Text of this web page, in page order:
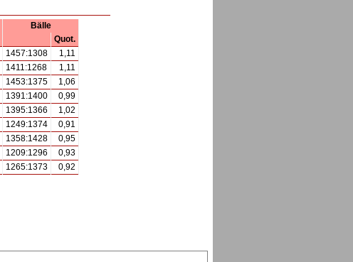
Bälle
Quot.
1457:1308
1,11
1411:1268
1,11
1453:1375
1,06
1391:1400
0,99
1395:1366
1,02
1249:1374
0,91
1358:1428
0,95
1209:1296
0,93
1265:1373
0,92